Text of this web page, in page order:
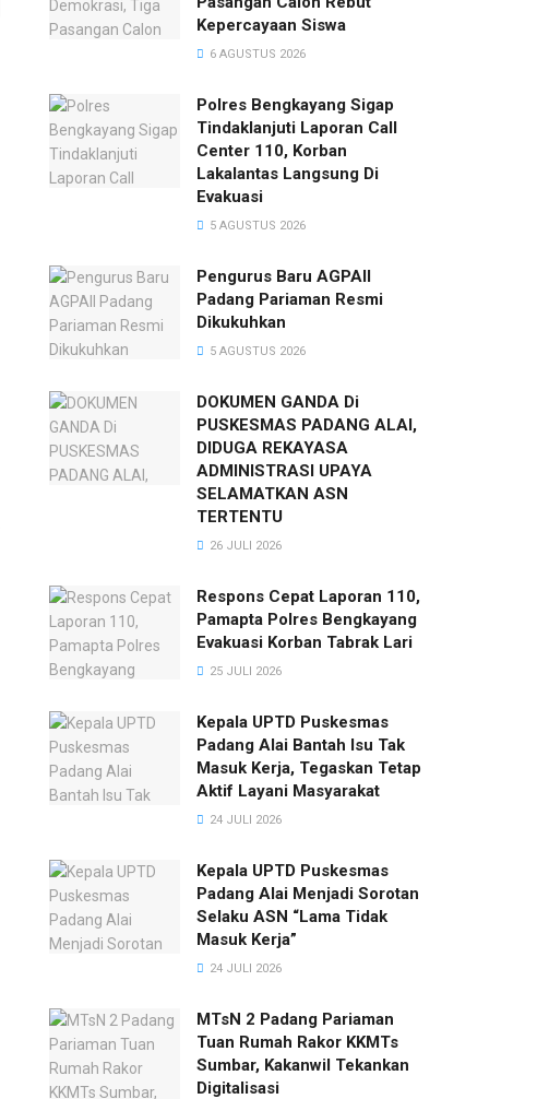
Kepercayaan Siswa
6 AGUSTUS 2026
Polres Bengkayang Sigap
Tindaklanjuti Laporan Call
Center 110, Korban
Lakalantas Langsung Di
Evakuasi
5 AGUSTUS 2026
Pengurus Baru AGPAII
Padang Pariaman Resmi
Dikukuhkan
5 AGUSTUS 2026
DOKUMEN GANDA Di
PUSKESMAS PADANG ALAI,
DIDUGA REKAYASA
ADMINISTRASI UPAYA
SELAMATKAN ASN
TERTENTU
26 JULI 2026
Respons Cepat Laporan 110,
Pamapta Polres Bengkayang
Evakuasi Korban Tabrak Lari
25 JULI 2026
Kepala UPTD Puskesmas
Padang Alai Bantah Isu Tak
Masuk Kerja, Tegaskan Tetap
Aktif Layani Masyarakat
24 JULI 2026
Kepala UPTD Puskesmas
Padang Alai Menjadi Sorotan
Selaku ASN “Lama Tidak
Masuk Kerja”
24 JULI 2026
MTsN 2 Padang Pariaman
Tuan Rumah Rakor KKMTs
Sumbar, Kakanwil Tekankan
Digitalisasi